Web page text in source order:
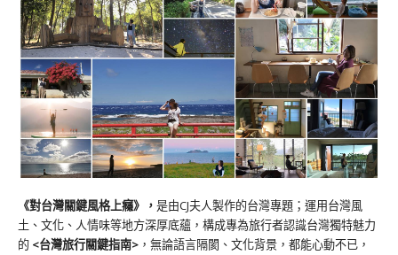
《對台灣關鍵風格上癮》 ， 是由CJ夫人製作的台灣專題；運用台灣風
土、文化、人情味等地方深厚底蘊，構成專為旅行者認識台灣獨特魅力
的 <台灣旅行關鍵指南> ，無論語言隔閡、文化背景，都能心動不已，